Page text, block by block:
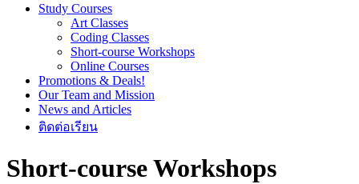
Study Courses
Art Classes
Coding Classes
Short-course Workshops
Online Courses
Promotions & Deals!
Our Team and Mission
News and Articles
ติดต่อเรียน
Short-course Workshops